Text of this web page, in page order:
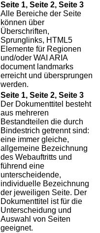
Seite 1, Seite 2, Seite 3
Alle Bereiche der Seite
können über
Überschriften,
Sprunglinks, HTML5
Elemente für Regionen
und/oder WAI ARIA
document landmarks
erreicht und übersprungen
werden.
Seite 1, Seite 2, Seite 3
Der Dokumenttitel besteht
aus mehreren
Bestandteilen die durch
Bindestrich getrennt sind:
eine immer gleiche,
allgemeine Bezeichnung
des Webauftritts und
führend eine
unterscheidende,
individuelle Bezeichnung
der jeweiligen Seite. Der
Dokumenttitel ist für die
Unterscheidung und
Auswahl von Seiten
geeignet.